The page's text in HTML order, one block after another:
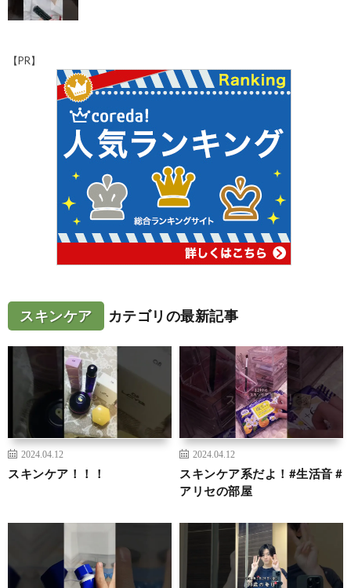
【PR】
スキンケア カテゴリの最新記事
2024.04.12
スキンケア！！！
2024.04.12
スキンケア系だよ！#生活音 #
アリセの部屋